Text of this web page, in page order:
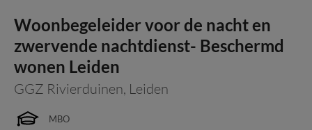
Woonbegeleider voor de nacht en
zwervende nachtdienst- Beschermd
wonen Leiden
GGZ Rivierduinen, Leiden
MBO